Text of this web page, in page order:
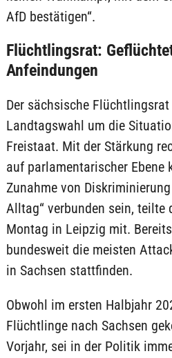
AfD bestätigen“.
Flüchtlingsrat:
Anfeindungen
Der sächsische
Landtagswahl um die
Freistaat. Mit der Stärkung
auf parlamentarischer Ebene
Zunahme von
Alltag“ verbunden sein, teilte
Montag in Leipzig mit.
bundesweit die meisten
in Sachsen stattfinden.
Obwohl im ersten Halbjahr
Flüchtlinge nach Sachsen
Vorjahr, sei in der Politik